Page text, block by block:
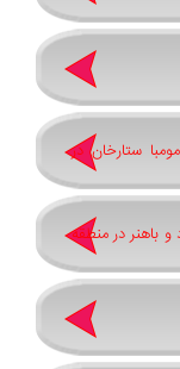
ستارخان در
و باهنر در منطقه